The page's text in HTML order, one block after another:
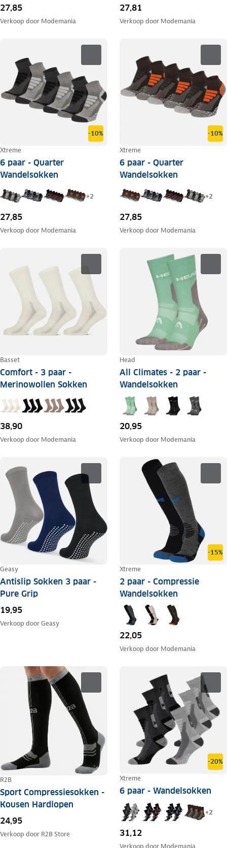
27,85
Verkoop door Modemania
27,81
Verkoop door Modemania
-10%
Xtreme
6 paar - Quarter
Wandelsokken
+2
27,85
Verkoop door Modemania
-10%
Xtreme
6 paar - Quarter
Wandelsokken
+2
27,85
Verkoop door Modemania
Basset
Comfort - 3 paar -
Merinowollen Sokken
38,90
Verkoop door Modemania
Head
All Climates - 2 paar -
Wandelsokken
20,95
Verkoop door Modemania
Geasy
Antislip Sokken 3 paar -
Pure Grip
19,95
Verkoop doorGeasy
-15%
Xtreme
2 paar - Compressie
Wandelsokken
22,05
Verkoop door Modemania
R2B
Sport Compressiesokken -
Kousen Hardlopen
24,95
Verkoop door R2B Store
-20%
Xtreme
6 paar - Wandelsokken
+2
31,12
Verkoop door Modemania